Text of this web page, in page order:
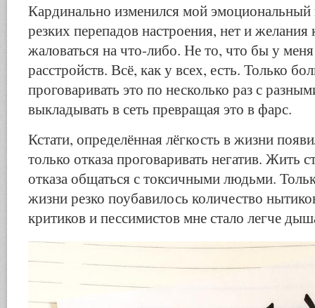
Кардинально изменился мой эмоциональный
резких перепадов настроения, нет и желания
жаловаться на что-либо. Не то, что бы у
расстройств. Всё, как у всех, есть. Только
проговаривать это по несколько раз с
выкладывать в сеть превращая это в фарс.
Кстати, определённая лёгкость в жизни
только отказа проговаривать негатив. Жить
отказа общаться с токсичными людьми.
жизни резко поубавилось количество
критиков и пессимистов мне стало легче